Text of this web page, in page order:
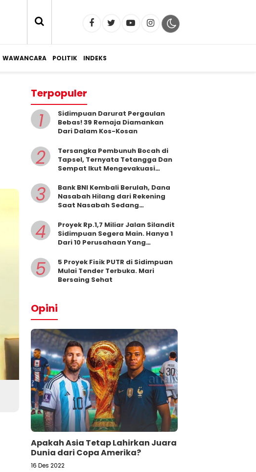
WAWANCARA POLITIK INDEKS
Terpopuler
1
Sidimpuan Darurat Pergaulan
Bebas! 39 Remaja Diamankan
Dari Dalam Kos-Kosan
2
Tersangka Pembunuh Bocah di
Tapsel, Ternyata Tetangga Dan
Sempat Ikut Mengevakuasi
3
Bank BNI Kembali Berulah, Dana
Nasabah Hilang dari Rekening
Saat Nasabah Sedang
4
Proyek Rp.1,7 Miliar Jalan Silandit
Sidimpuan Segera Main. Hanya 1
Dari 10 Perusahaan Yang
5
5 Proyek Fisik PUTR di Sidimpuan
Mulai Tender Terbuka. Mari
Bersaing Sehat
Opini
Apakah Asia Tetap Lahirkan Juara
Dunia dari Copa Amerika?
16 Des 2022